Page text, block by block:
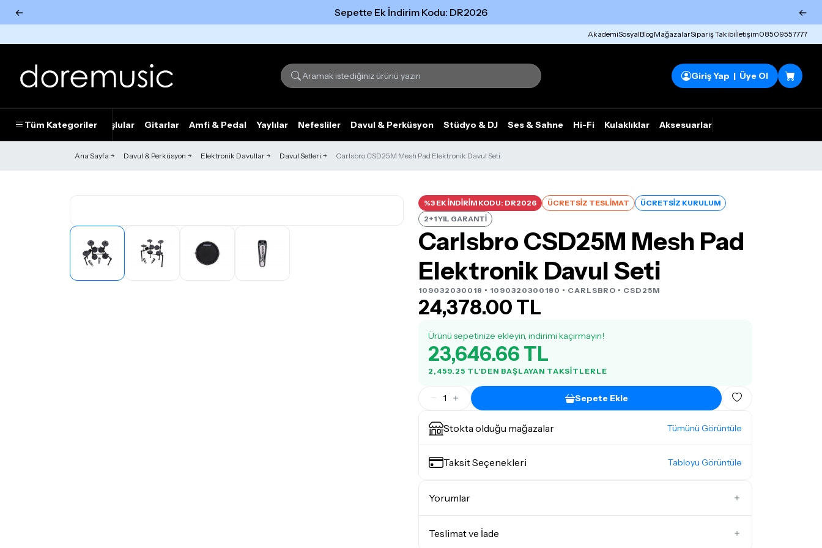
← Sepette Ek İndirim Kodu: DR2026 ←
AkademiSosyalBlogMağazalarSipariş Takibiİletişim08509557777
Giriş Yap | Üye Ol
Tüm Kategoriler
Piyanolar Tuşlular Gitarlar Amfi & Pedal Yaylılar Nefesliler Davul & Perküsyon Stüdyo & DJ Ses & Sahne Hi-Fi Kulaklıklar Aksesuarlar
Ana Sayfa Davul & Perküsyon Elektronik Davullar Davul Setleri Carlsbro CSD25M Mesh Pad Elektronik Davul Seti
%3 EK İNDİRİM KODU: DR2026 ÜCRETSİZ TESLİMAT
ÜCRETSİZ KURULUM
2+1 YIL GARANTİ
Carlsbro CSD25M Mesh Pad
Elektronik Davul Seti
109032030018 • 1090320300180 • CARLSBRO • CSD25M
24,378.00 TL
Ürünü sepetinize ekleyin, indirimi kaçırmayın!
23,646.66 TL
2,459.25 TL'DEN BAŞLAYAN TAKSITLERLE
1 Sepete Ekle
Stokta olduğu mağazalar Tümünü Görüntüle
Taksit Seçenekleri Tabloyu Görüntüle
Yorumlar
Teslimat ve İade
Tümünü Gör Tümünü gör